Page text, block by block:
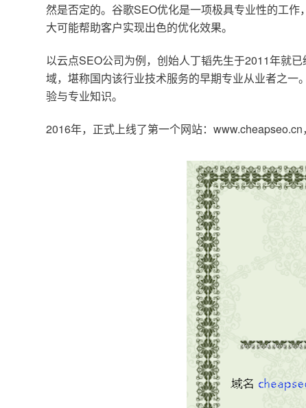
然是否定的。谷歌SEO优化是一项极具专业性的工
大可能帮助客户实现出色的优化效果。
以云点SEO公司为例，创始人丁韬先生于2011年就
域，堪称国内该行业技术服务的早期专业从业者之
验与专业知识。
2016年，正式上线了第一个网站：